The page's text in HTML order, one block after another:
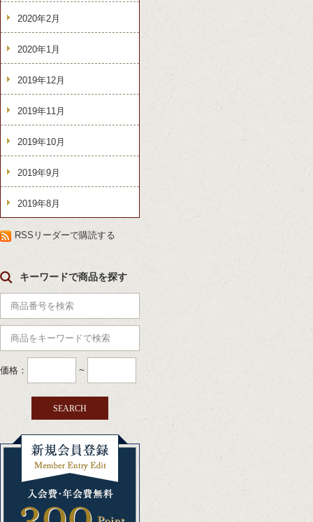
2020年2月
2020年1月
2019年12月
2019年11月
2019年10月
2019年9月
2019年8月
RSSリーダーで購読する
キーワードで商品を探す
価格： ~